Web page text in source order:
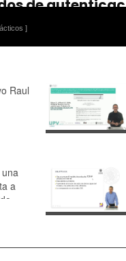
Bibliografía
D., &
(2018).
1:12 · 2024
Modelo
TCP/IP
7:54 · 2016